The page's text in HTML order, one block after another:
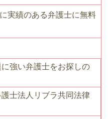
実績のある弁護士に無料
強い弁護士をお探しの
士法人リブラ共同法律